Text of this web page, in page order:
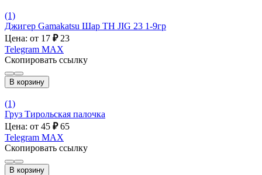
(1)
Джигер Gamakatsu Шар ТН JIG 23 1-9гр
Цена: от 17 ₽ 23
Telegram MAX
Скопировать ссылку
В корзину
(1)
Груз Тирольская палочка
Цена: от 45 ₽ 65
Telegram MAX
Скопировать ссылку
В корзину